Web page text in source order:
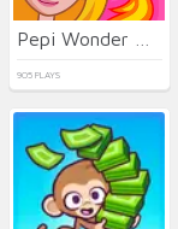
905 PLAYS